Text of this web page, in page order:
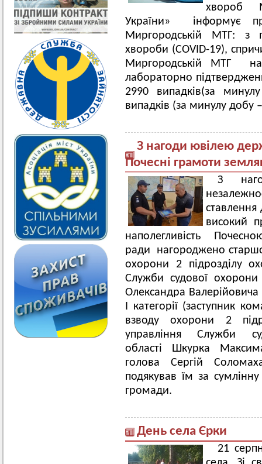
хвороб
України» інформує
Миргородській МТГ: з
хвороби (COVID-19),
Миргородській МТГ
лабораторно
2990 випадків(за
випадків (за минулу добу
З нагоди ювілею
Почесні грамоти
З
високий
наполегливість
ради нагороджено
охорони 2 підрозділу
Служби судової
Олександра
І категорії (заступник
взводу охорони 2
управління Служби
області Шкурка
голова Сергій
подякував їм за
громади.
День села Єрки
21